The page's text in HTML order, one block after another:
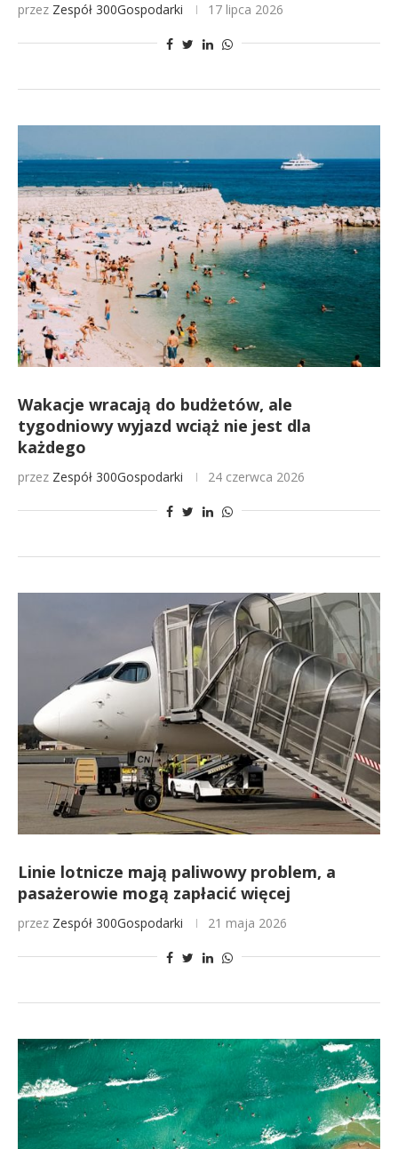
przez Zespół 300Gospodarki 17 lipca 2026
Wakacje wracają do budżetów, ale
tygodniowy wyjazd wciąż nie jest dla
każdego
przez Zespół 300Gospodarki 24 czerwca 2026
Linie lotnicze mają paliwowy problem, a
pasażerowie mogą zapłacić więcej
przez Zespół 300Gospodarki 21 maja 2026